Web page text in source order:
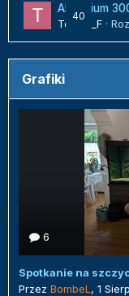
40
Akwarium
Tomek_F ·
Grafiki
6
Spotkanie na
Przez BombeL , 1